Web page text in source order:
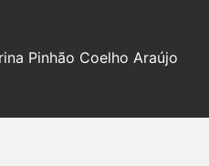
Pinhão Coelho Araújo